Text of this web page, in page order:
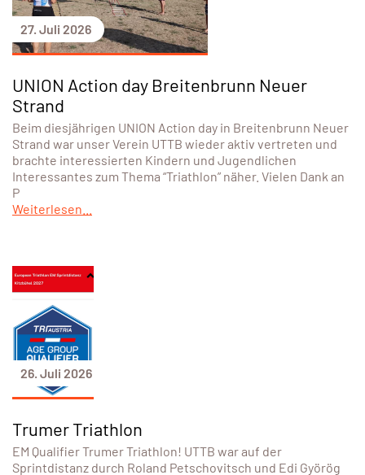
27. Juli 2026
UNION Action day Breitenbrunn Neuer
Strand
Beim diesjährigen UNION Action day in Breitenbrunn Neuer
Strand war unser Verein UTTB wieder aktiv vertreten und
brachte interessierten Kindern und Jugendlichen
Interessantes zum Thema “Triathlon” näher. Vielen Dank an
P
Weiterlesen...
26. Juli 2026
Trumer Triathlon
EM Qualifier Trumer Triathlon! UTTB war auf der
Sprintdistanz durch Roland Petschovitsch und Edi Györög